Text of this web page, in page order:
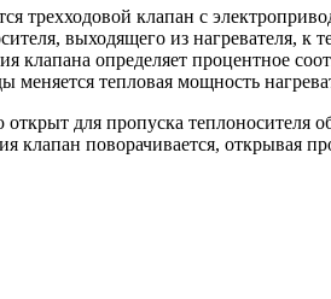
трехходовой клапан с
выходящего из нагревателя,
клапана определяет процентное
меняется тепловая мощность
для пропуска
клапан поворачивается,